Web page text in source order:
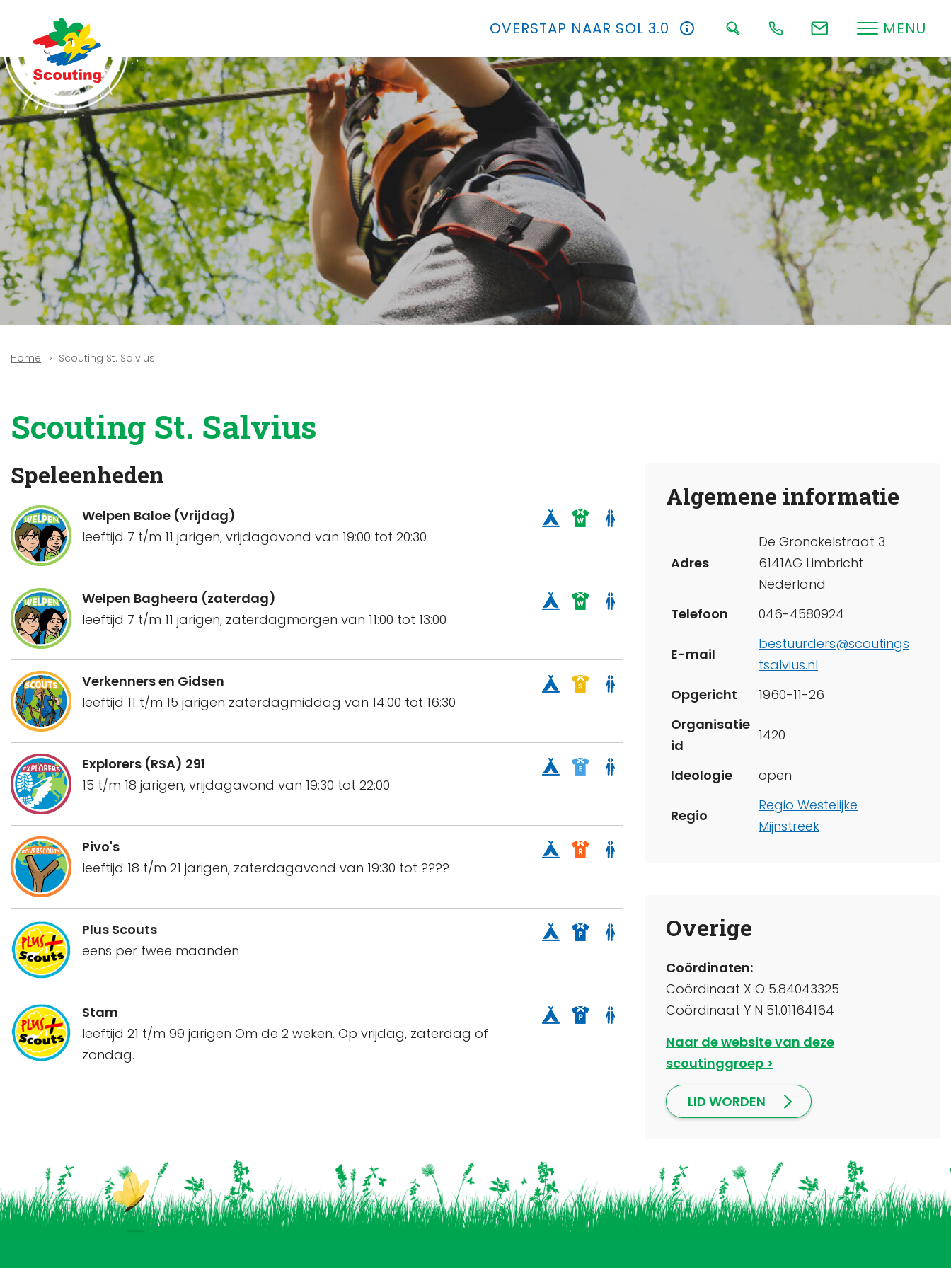
OVERSTAP NAAR SOL 3.0 MENU
Home Scouting St. Salvius
Scouting St. Salvius
Speleenheden
Welpen Baloe (Vrijdag)
leeftijd 7 t/m 11 jarigen, vrijdagavond van 19:00 tot 20:30
Welpen Bagheera (zaterdag)
leeftijd 7 t/m 11 jarigen, zaterdagmorgen van 11:00 tot 13:00
Verkenners en Gidsen
leeftijd 11 t/m 15 jarigen zaterdagmiddag van 14:00 tot 16:30
Explorers (RSA) 291
15 t/m 18 jarigen, vrijdagavond van 19:30 tot 22:00
Pivo's
leeftijd 18 t/m 21 jarigen, zaterdagavond van 19:30 tot ????
Plus Scouts
eens per twee maanden
Stam
leeftijd 21 t/m 99 jarigen Om de 2 weken. Op vrijdag, zaterdag of
zondag.
Algemene informatie
Adres
De Gronckelstraat 3
6141AG Limbricht
Nederland
Telefoon
046-4580924
E-mail
bestuurders@scoutings
tsalvius.nl
Opgericht
1960-11-26
Organisatie
id
1420
Ideologie open
Regio
Regio Westelijke
Mijnstreek
Overige
Coördinaten:
Coördinaat X O 5.84043325
Coördinaat Y N 51.01164164
Naar de website van deze
scoutinggroep
LID WORDEN